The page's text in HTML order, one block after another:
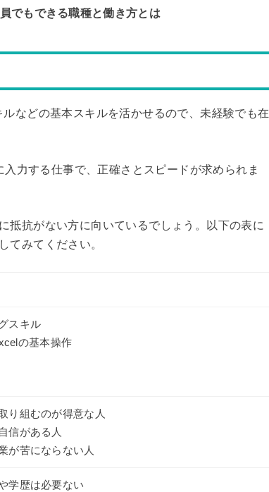
でもできる職種と働き方とは
などの基本スキルを活かせるので、未経験でも在
力する仕事で、正確さとスピードが求められま
抵抗がない方に向いているでしょう。以下の表に
てみてください。
スキル
の基本操作
り組むのが得意な人
信がある人
が苦にならない人
学歴は必要ない